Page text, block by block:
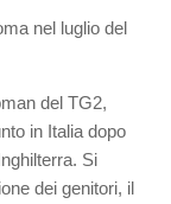
nel luglio del
del TG2,
in Italia dopo
Si
dei genitori, il